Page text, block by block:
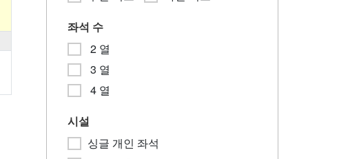
좌석 수
2 열
3 열
4 열
시설
싱글 개인 좌석